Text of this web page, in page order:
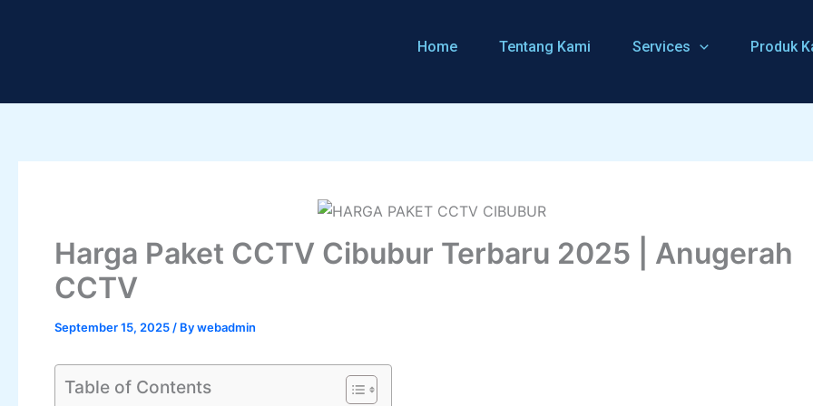
Home Tentang Kami Services Produk
Harga Paket CCTV Cibubur Terbaru 2025 | Anugerah
CCTV
September 15, 2025 / Bywebadmin
Table of Contents